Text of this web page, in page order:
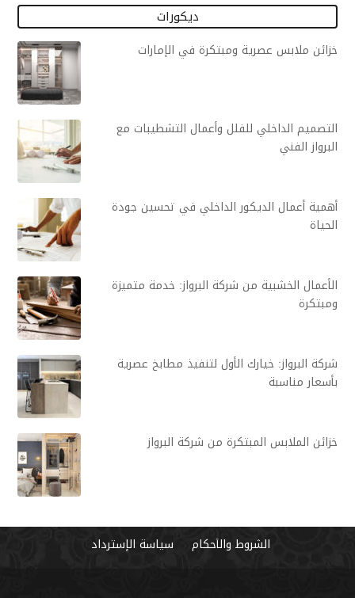
ديكورات
خزائن ملابس عصرية ومبتكرة في الإمارات
التصميم الداخلي للفلل وأعمال التشطيبات مع
البرواز الفني
أهمية أعمال الديكور الداخلي في تحسين جودة
الحياة
الأعمال الخشبية من شركة البرواز: خدمة متميزة
ومبتكرة
شركة البرواز: خيارك الأول لتنفيذ مطابخ عصرية
بأسعار مناسبة
خزائن الملابس المبتكرة من شركة البرواز
الشروط والأحكام سياسة الإسترداد